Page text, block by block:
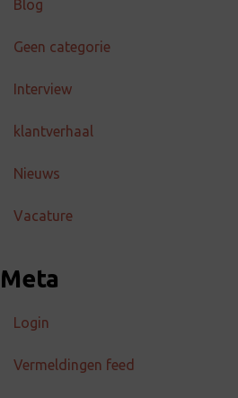
Blog
Geen categorie
Interview
klantverhaal
Nieuws
Vacature
Meta
Login
Vermeldingen feed